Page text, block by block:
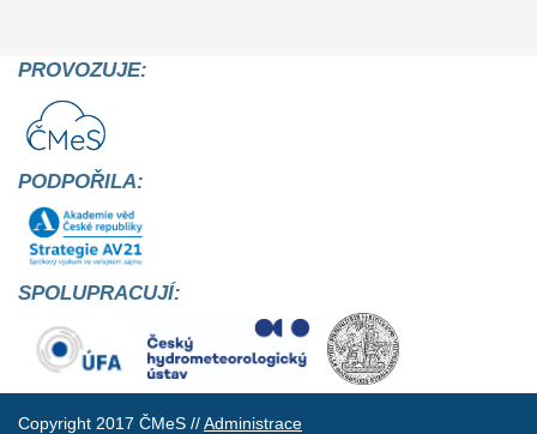
PROVOZUJE:
PODPOŘILA:
SPOLUPRACUJÍ:
Copyright 2017 ČMeS //Administrace